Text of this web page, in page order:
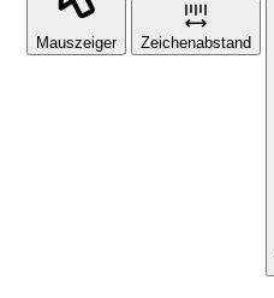
Mauszeiger Zeichenabstand